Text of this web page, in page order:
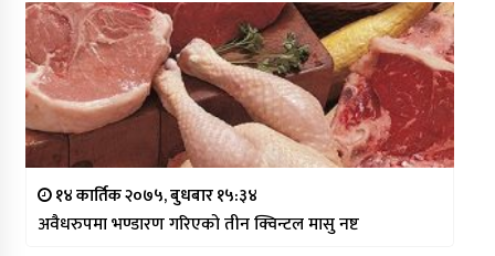
१४ कार्तिक २०७५, बुधबार १५:३४
अवैधरुपमा भण्डारण गरिएको तीन क्विन्टल मासु नष्ट